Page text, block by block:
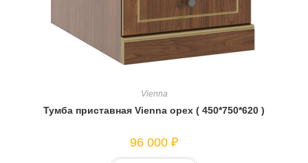
Vienna
Тумба приставная Vienna орех ( 450*750*620 )
96 000 ₽